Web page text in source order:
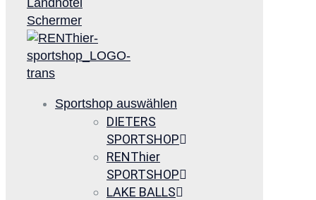
Sportshop auswählen
DIETERS
SPORTSHOP
RENThier
SPORTSHOP
LAKE BALLS